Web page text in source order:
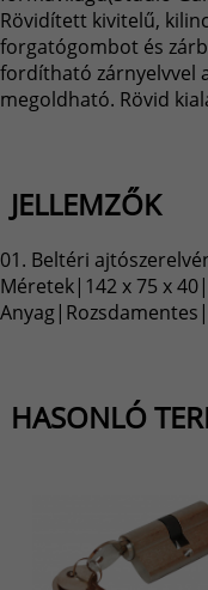
Rövidített kivitelű,
forgatógombot és
fordítható zárnyelvvel
megoldható. Rövid
JELLEMZŐK
01. Beltéri
Méretek|142 x 75 x
HASONLÓ